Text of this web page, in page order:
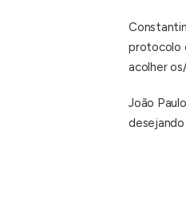
protocolo
acolher
João